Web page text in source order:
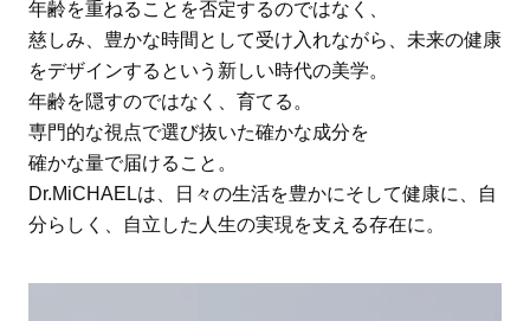
年齢を重ねることを否定するのではなく、
慈しみ、豊かな時間として受け入れながら、未来の健康
をデザインするという新しい時代の美学。
年齢を隠すのではなく、育てる。
専門的な視点で選び抜いた確かな成分を
確かな量で届けること。
Dr.MiCHAELは、日々の生活を豊かにそして健康に、自
分らしく、自立した人生の実現を支える存在に。